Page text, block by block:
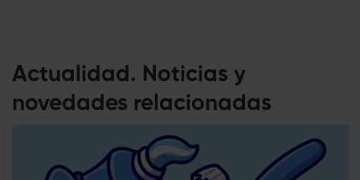
Actualidad. Noticias y
novedades relacionadas